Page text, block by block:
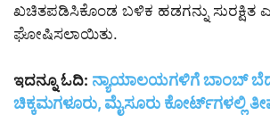
ಖಚಿತಪಡಿಸಿಕೊಂಡ ಬಳಿಕ ಹಡಗನ್ನು ಸುರಕ್ಷಿತ
ಘೋಷಿಸಲಾಯಿತು.
ಇದನ್ನೂ ಓದಿ: ನ್ಯಾಯಾಲಯಗಳಿಗೆ ಬಾಂಬ್
ಚಿಕ್ಕಮಗಳೂರು, ಮೈಸೂರು ಕೋರ್ಟ್‌ಗಳಲ್ಲಿ